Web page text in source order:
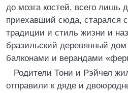
до мозга костей, всего лишь
приехавший сюда, старался
традиции и стиль жизни и
бразильский деревянный
балконами и верандами
Родители Тони и Рэйчел
отправили к дяде и